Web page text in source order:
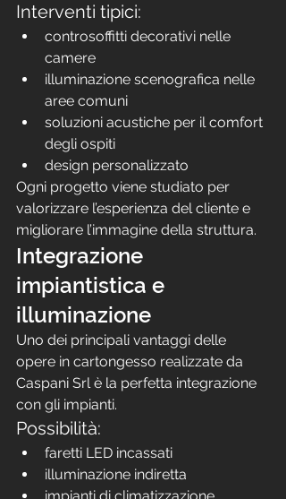
Interventi tipici:
controsoffitti decorativi nelle
camere
illuminazione scenografica nelle
aree comuni
soluzioni acustiche per il comfort
degli ospiti
design personalizzato
Ogni progetto viene studiato per
valorizzare l’esperienza del cliente e
migliorare l’immagine della struttura.
Integrazione
impiantistica e
illuminazione
Uno dei principali vantaggi delle
opere in cartongesso realizzate da
Caspani Srl è la perfetta integrazione
con gli impianti.
Possibilità:
faretti LED incassati
illuminazione indiretta